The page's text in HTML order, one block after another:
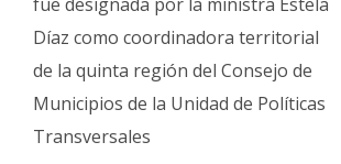
Díaz como coordinadora territorial
de la quinta región del Consejo de
Municipios de la Unidad de Políticas
Transversales